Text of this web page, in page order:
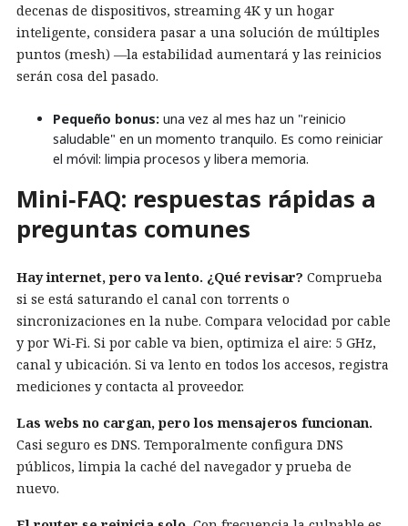
decenas de dispositivos, streaming 4K y un hogar
inteligente, considera pasar a una solución de múltiples
puntos (mesh) —la estabilidad aumentará y las reinicios
serán cosa del pasado.
Pequeño bonus: una vez al mes haz un "reinicio
saludable" en un momento tranquilo. Es como reiniciar
el móvil: limpia procesos y libera memoria.
Mini‑FAQ: respuestas rápidas a
preguntas comunes
Hay internet, pero va lento. ¿Qué revisar? Comprueba
si se está saturando el canal con torrents o
sincronizaciones en la nube. Compara velocidad por cable
y por Wi‑Fi. Si por cable va bien, optimiza el aire: 5 GHz,
canal y ubicación. Si va lento en todos los accesos, registra
mediciones y contacta al proveedor.
Las webs no cargan, pero los mensajeros funcionan.
Casi seguro es DNS. Temporalmente configura DNS
públicos, limpia la caché del navegador y prueba de
nuevo.